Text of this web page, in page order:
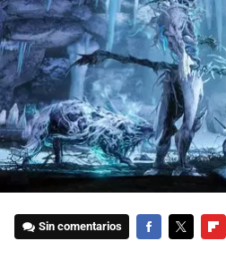
Sin comentarios